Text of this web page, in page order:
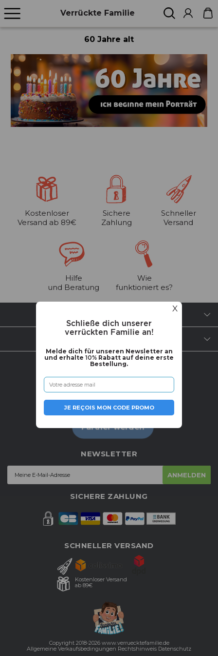
X
Schließe dich unserer
verrückten Familie an!
Melde dich für unseren Newsletter an
und erhalte 10% Rabatt auf deine erste
Bestellung.
JE REÇOIS MON CODE PROMO
Verrückte Familie
60 Jahre alt
Kostenloser
Versand ab 89€
Sichere
Zahlung
Schneller
Versand
Hilfe
und Beratung
Wie
funktioniert es?
WERDE TEIL DER COMMUNITY
Partner werden
NEWSLETTER
ANMELDEN
SICHERE ZAHLUNG
SCHNELLER VERSAND
Kostenloser Versand
ab 89€
Copyright 2018-2026 www.verruecktefamilie.de
Allgemeine Verkaufsbedingungen Rechtshinweis Datenschutz